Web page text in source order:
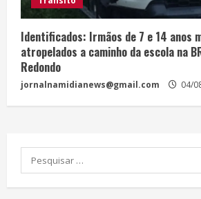
Identificados: Irmãos de 7 e 14 anos
atropelados a caminho da escola na
Redondo
jornalnamidianews@gmail.com 04/